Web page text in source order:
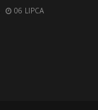
06 LIPCA